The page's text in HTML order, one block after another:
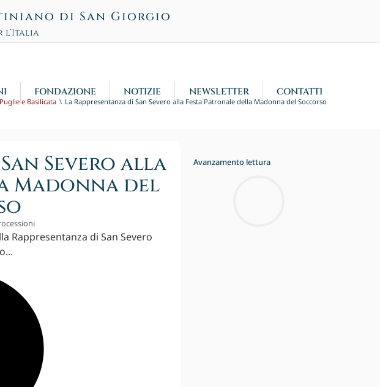
di San Giorgio
l’Italia
FONDAZIONE NOTIZIE NEWSLETTER CONTATTI
e Basilicata La Rappresentanza di San Severo alla Festa Patronale della Madonna del Soccorso
Severo alla
Madonna del
Rappresentanza di San Severo
Avanzamento lettura